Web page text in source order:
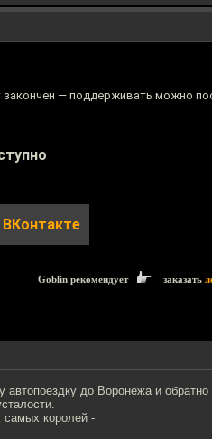
— поддерживать можно
ВКонтакте
Goblin рекомендует заказать
до Воронежа и обратно
самых королей -